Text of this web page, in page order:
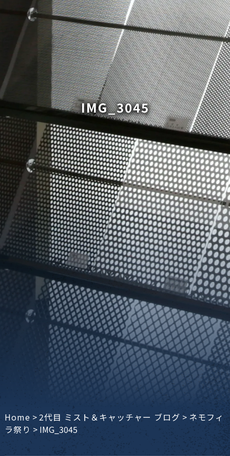
IMG_3045
Home > 2代目 ミスト＆キャッチャー ブログ > ネモフィ
ラ祭り > IMG_3045